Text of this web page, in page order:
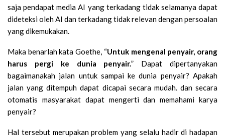
saja pendapat media AI yang terkadang tidak selamanya dapat
dideteksi oleh AI dan terkadang tidak relevan dengan persoalan
yang dikemukakan.
Maka benarlah kata Goethe, “Untuk mengenal penyair, orang
harus pergi ke dunia penyair.” Dapat dipertanyakan
bagaimanakah jalan untuk sampai ke dunia penyair? Apakah
jalan yang ditempuh dapat dicapai secara mudah. dan secara
otomatis masyarakat dapat mengerti dan memahami karya
penyair?
Hal tersebut merupakan problem yang selalu hadir di hadapan